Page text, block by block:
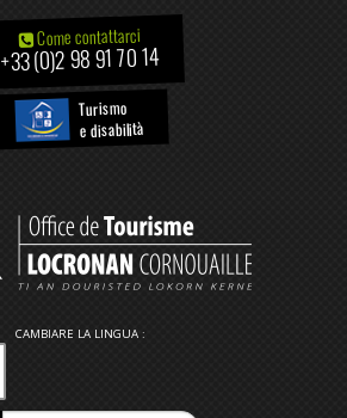
Come contattarci
+33 (0)2 98 91 70 14
Turismo
e disabilità
CAMBIARE LA LINGUA :